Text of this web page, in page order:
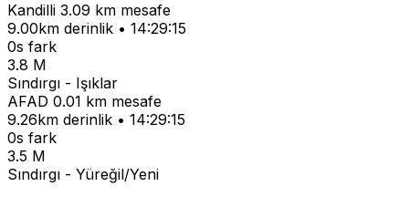
Kandilli 3.09 km mesafe
9.00km derinlik • 14:29:15
0s fark
3.8 M
Sındırgı - Işıklar
AFAD 0.01 km mesafe
9.26km derinlik • 14:29:15
0s fark
3.5 M
Sındırgı - Yüreğil/Yeni